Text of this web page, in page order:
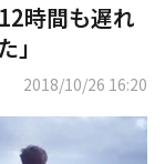
時間も遅れ
」
2018/10/26 16:20